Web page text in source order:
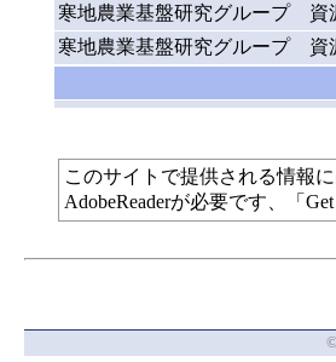
寒地農業基盤研究グループ
寒地農業基盤研究グループ
このサイトで提供される情報
AdobeReaderが必要です、「